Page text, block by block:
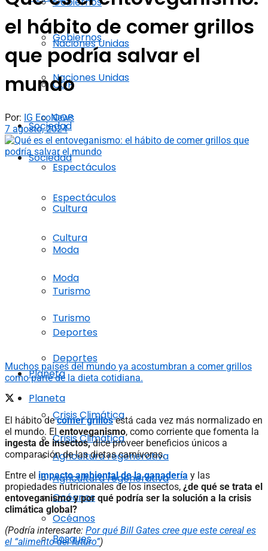
Naciones Unidas
COP
Sociedad
Espectáculos
Cultura
Moda
Turismo
Deportes
Planeta
Crisis Climática
Agricultura regenerativa
Océanos
Bosques
Gobiernos
Naciones Unidas
COP
Sociedad
Espectáculos
Cultura
Moda
Turismo
Deportes
Planeta
Crisis Climática
Agricultura regenerativa
Océanos
el hábito de comer grillos
que podría salvar el
mundo
Por: IG EcoNews
7 agosto, 2024
Muchos países del mundo ya acostumbran a comer grillos
como parte de la dieta cotidiana.
El hábito decomer grillosestá cada vez más normalizado en
el mundo. El entoveganismo, como corriente que fomenta la
ingesta de insectos,dice proveer beneficios únicos a
comparación de las dietas carnívoras.
Entre el impacto ambiental de la ganadería y las
propiedades nutricionales de los insectos, ¿de qué se trata el
entoveganismo y por qué podría ser la solución a la crisis
climática global?
(Podría interesarte: Por qué Bill Gates cree que este cereal es
el “alimento del futuro”)